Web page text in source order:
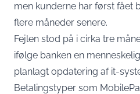
men kunderne har først fået
flere måneder senere.
Fejlen stod på i cirka tre
ifølge banken en
planlagt opdatering af it-
Betalingstyper som